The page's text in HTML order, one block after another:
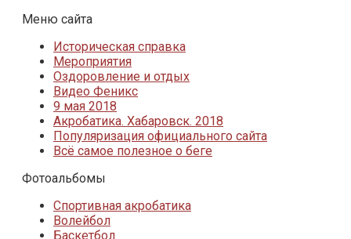
Меню сайта
Историческая справка
Мероприятия
Оздоровление и отдых
Видео Феникс
9 мая 2018
Акробатика. Хабаровск. 2018
Популяризация официального сайта
Всё самое полезное о беге
Фотоальбомы
Спортивная акробатика
Волейбол
Баскетбол